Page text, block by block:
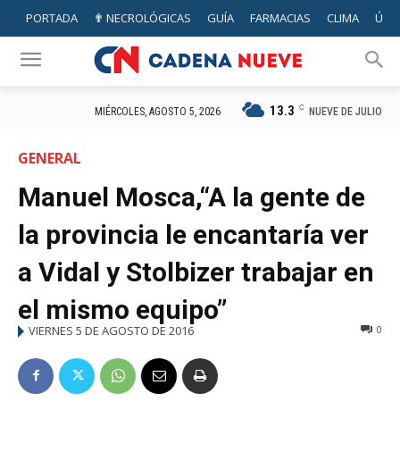
PORTADA ✟ NECROLÓGICAS GUÍA FARMACIAS CLIMA
MIÉRCOLES, AGOSTO 5, 2026 13.3 C NUEVE DE JULIO
GENERAL
Manuel Mosca,“A la gente de
la provincia le encantaría ver
a Vidal y Stolbizer trabajar en
el mismo equipo”
VIERNES 5 DE AGOSTO DE 2016 0